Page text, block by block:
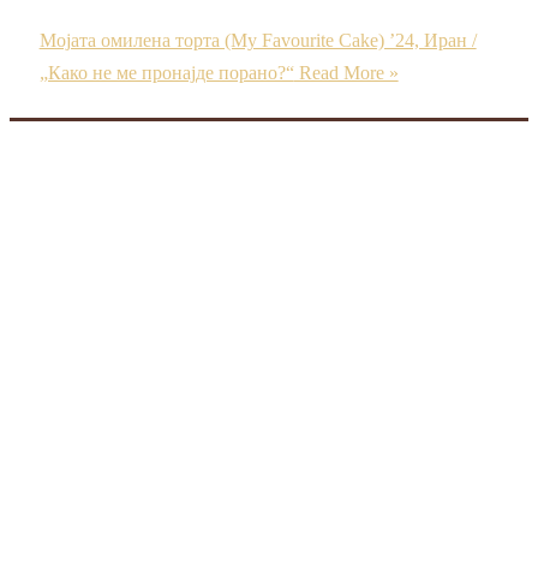
Мојата омилена торта (My Favourite Cake) ’24, Иран /
„Како не ме пронајде порано?“Read More »